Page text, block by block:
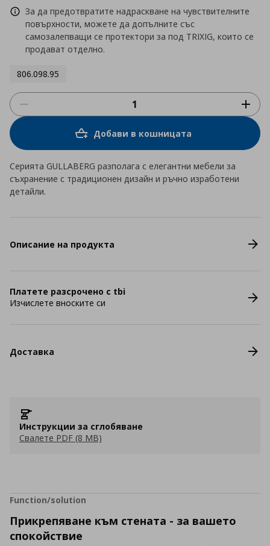
За да предотвратите надраскване на чувствителните
повърхности, можете да допълните със
самозалепващи се протектори за под TRIXIG, които се
продават отделно.
806.098.95
Добави в кошницата
Серията GULLABERG разполага с елегантни мебели за
съхранение с традиционен дизайн и ръчно изработени
детайли.
Описание на продукта
Платете разсрочено с tbi
Изчислете вноските си
Доставка
Инструкции за сглобяване
Свалете PDF (8 MB)
Function/solution
Прикрепяване към стената - за вашето
спокойствие